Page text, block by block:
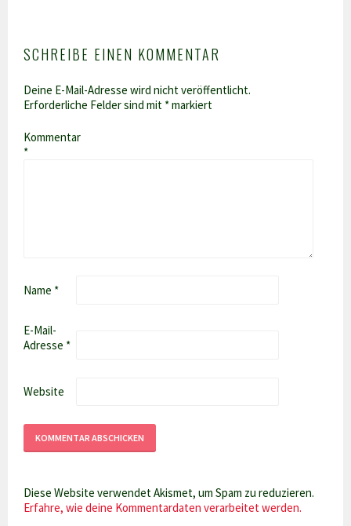
SCHREIBE EINEN KOMMENTAR
Deine E-Mail-Adresse wird nicht veröffentlicht.
Erforderliche Felder sind mit *markiert
Kommentar
*
Name *
E-Mail-
Adresse *
Website
Diese Website verwendet Akismet, um Spam zu reduzieren.
Erfahre, wie deine Kommentardaten verarbeitet werden.